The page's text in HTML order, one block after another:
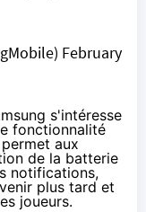
February
s'intéresse
fonctionnalité
aux
de la batterie
notifications,
plus tard et
joueurs.